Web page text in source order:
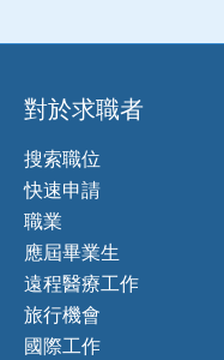
對於求職者
搜索職位
快速申請
職業
應屆畢業生
遠程醫療工作
旅行機會
國際工作